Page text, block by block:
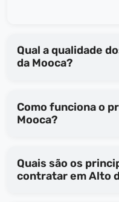
Qual a qualidade dos
da Mooca?
Como funciona o
Mooca?
Quais são os
contratar em